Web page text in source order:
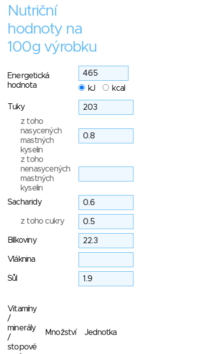
Nutriční
hodnoty na
100g výrobku
Energetická
hodnota
kJ kcal
Tuky
z toho
nasycených
mastných
kyselin
z toho
nenasycených
mastných
kyselin
Sacharidy
z toho cukry
Bílkoviny
Vláknina
Sůl
Vitamíny
/
minerály
/
stopové
Množství Jednotka